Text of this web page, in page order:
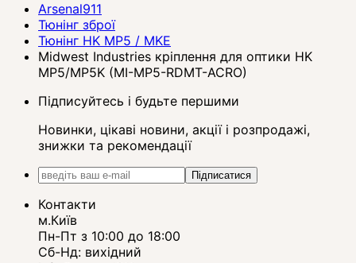
Arsenal911
Тюнінг зброї
Тюнінг HK MP5 / MKE
Midwest Industries кріплення для оптики HK
MP5/MP5K (MI-MP5-RDMT-ACRO)
Підписуйтесь і будьте першими
Новинки, цікаві новини, акції і розпродажі,
знижки та рекомендації
Підписатися
Контакти
м.Київ
Пн-Пт з 10:00 до 18:00
Сб-Нд: вихідний